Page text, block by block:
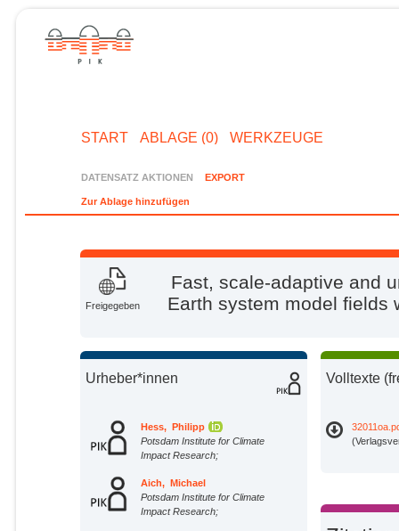
START ABLAGE (0) WERKZEUGE
DATENSATZ AKTIONEN EXPORT
Zur Ablage hinzufügen
Freigegeben
Fast, scale-adaptive and
Earth system model fields
Urheber*innen
Hess, Philipp
Potsdam Institute for Climate
Impact Research;
Aich, Michael
Potsdam Institute for Climate
Impact Research;
Volltexte